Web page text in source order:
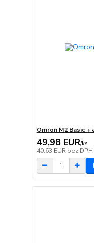
Omron M2 Basic
49,98 EUR/ks
40,63 EUR bez DPH